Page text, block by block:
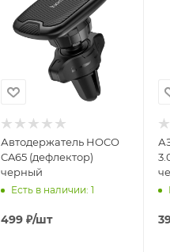
Автодержатель HOCO
CA65 (дефлектор)
черный
Есть в наличии: 1
499 ₽/шт